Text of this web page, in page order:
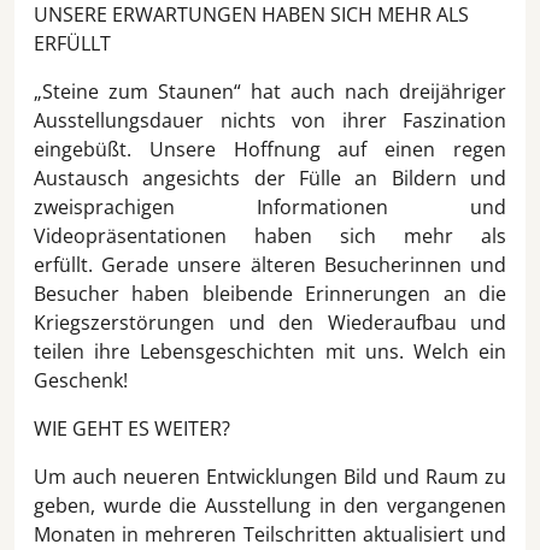
UNSERE ERWARTUNGEN HABEN SICH MEHR ALS
ERFÜLLT
„Steine zum Staunen“ hat auch nach dreijähriger
Ausstellungsdauer nichts von ihrer Faszination
eingebüßt. Unsere Hoffnung auf einen regen
Austausch angesichts der Fülle an Bildern und
zweisprachigen Informationen und
Videopräsentationen haben sich mehr als
erfüllt. Gerade unsere älteren Besucherinnen und
Besucher haben bleibende Erinnerungen an die
Kriegszerstörungen und den Wiederaufbau und
teilen ihre Lebensgeschichten mit uns. Welch ein
Geschenk!
WIE GEHT ES WEITER?
Um auch neueren Entwicklungen Bild und Raum zu
geben, wurde die Ausstellung in den vergangenen
Monaten in mehreren Teilschritten aktualisiert und